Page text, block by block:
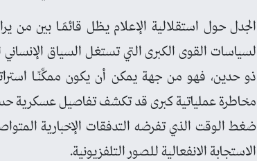
الجدل حول استقلالية الإعلام يظل قائمًـا بين
ذو حدين، فهو من جهة يمكن أن يكون ممكِّنًـا
مخاطرة عملياتية كبرى قد تكشف تفاصيل عسكرية
ضغط الوقت الذي تفرضه التدفقات الإخبارية
الاستجابة الانفعالية للصور التلفزيونية.